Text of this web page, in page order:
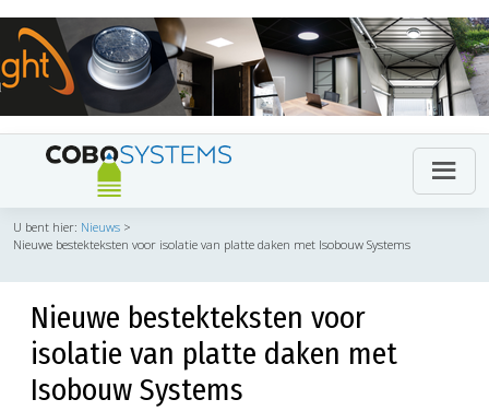
U bent hier: Nieuws >
Nieuwe bestekteksten voor isolatie van platte daken met Isobouw Systems
Nieuwe bestekteksten voor
isolatie van platte daken met
Isobouw Systems